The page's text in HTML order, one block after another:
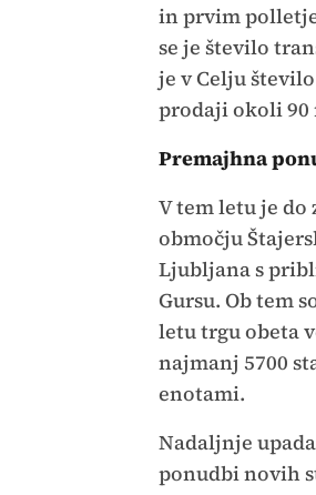
in prvim
se je število
je v Celju
prodaji okoli 90
Premajhna
V tem letu je
območju
Ljubljana s
Gursu. Ob tem
letu trgu obeta
najmanj 5700
enotami.
Nadaljnje
ponudbi novih